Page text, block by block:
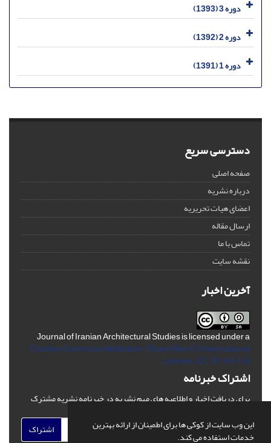
این وب سایت از کوکی ها برای اطمینان از ارائه بهترین
خدمات استفاده می کند.
دوره 3 (1393)
دوره 2 (1392)
دوره 1 (1391)
دسترسی سریع
صفحه اصلی
درباره نشریه
اعضای هیات تحریریه
ارسال مقاله
تماس با ما
نقشه سایت
آخرین اخبار
Journal of Iranian Architectural Studies is licensed under a
Creative Commons Attribution-ShareAlike 4.0 International
License. (CC BY-AA 4.0)
اشتراک خبرنامه
برای دریافت اخبار و اطلاعیه های مهم نشریه در خبرنامه نشریه مشترک
اشتراک